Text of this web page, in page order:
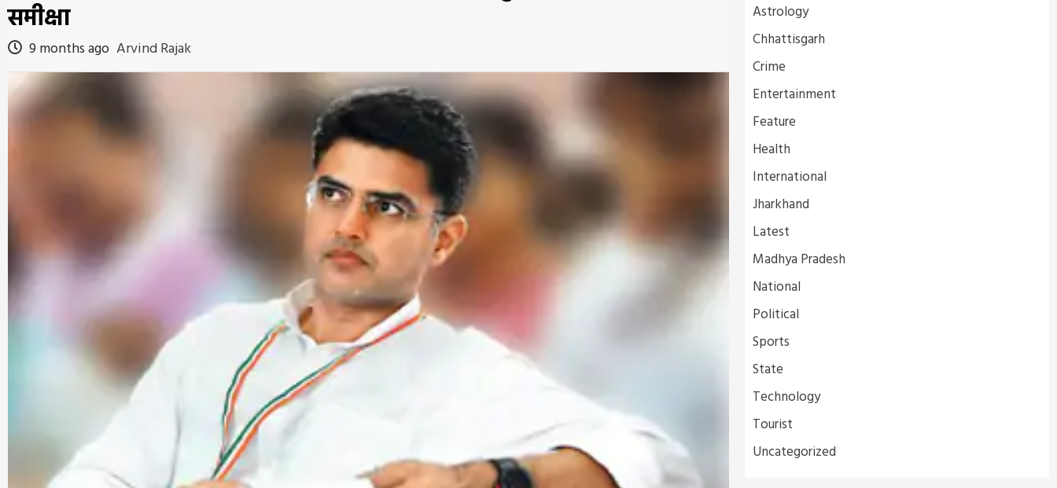
समीक्षा
9 months ago Arvind Rajak
Astrology
Chhattisgarh
Crime
Entertainment
Feature
Health
International
Jharkhand
Latest
Madhya Pradesh
National
Political
Sports
State
Technology
Tourist
Uncategorized